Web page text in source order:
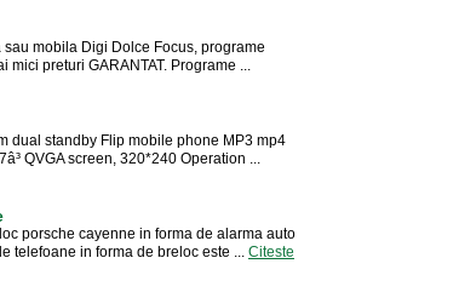
mobila Digi Dolce Focus, programe
preturi GARANTAT. Programe ...
dual standby Flip mobile phone MP3 mp4
QVGA screen, 320*240 Operation ...
porsche cayenne in forma de alarma auto
telefoane in forma de breloc este ... Citeste